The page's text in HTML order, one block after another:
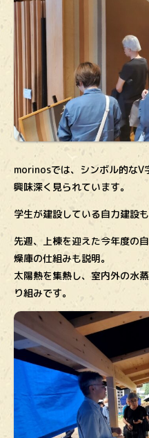
morinosでは、シンボル的なV
興味深く見られています。
学生が建設している自力建設も
先週、上棟を迎えた今年度の
燥庫の仕組みも説明。
太陽熱を集熱し、室内外の水
り組みです。